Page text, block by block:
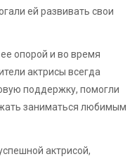
ей развивать свои
опорой и во время
актрисы всегда
поддержку, помогли
заниматься любимым
актрисой,